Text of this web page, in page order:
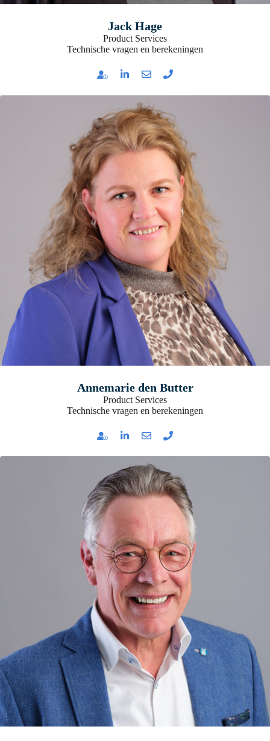
Jack Hage
Product Services
Technische vragen en berekeningen
Annemarie den Butter
Product Services
Technische vragen en berekeningen